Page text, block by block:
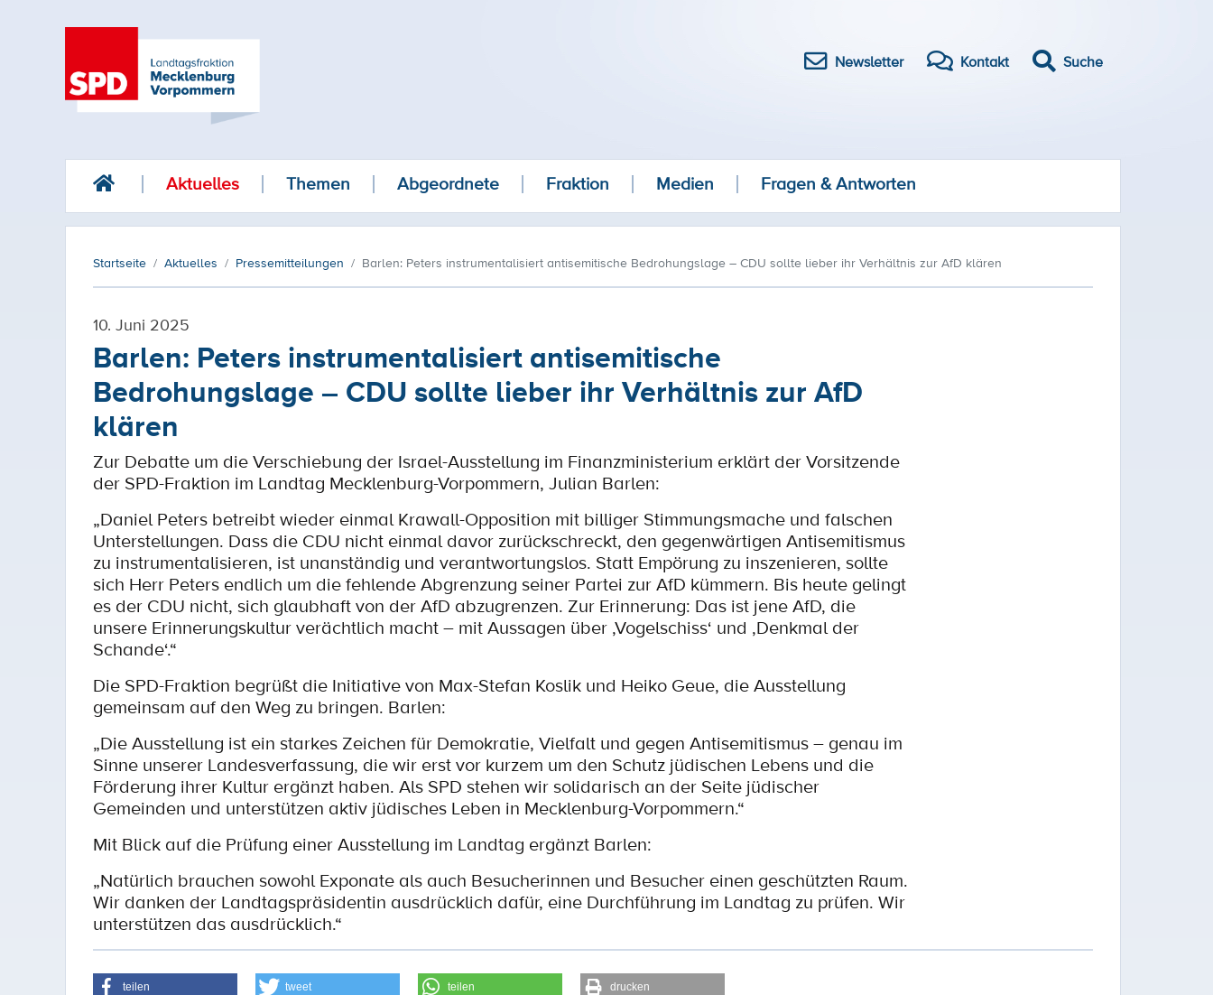
Newsletter Kontakt Suche
Aktuelles Themen Abgeordnete Fraktion Medien Fragen & Antworten
Startseite Aktuelles Pressemitteilungen Barlen: Peters instrumentalisiert antisemitische Bedrohungslage – CDU sollte lieber ihr Verhältnis zur AfD klären
10. Juni 2025
Barlen: Peters instrumentalisiert antisemitische
Bedrohungslage – CDU sollte lieber ihr Verhältnis zur AfD
klären
Zur Debatte um die Verschiebung der Israel-Ausstellung im Finanzministerium erklärt der Vorsitzende
der SPD-Fraktion im Landtag Mecklenburg-Vorpommern, Julian Barlen:
„Daniel Peters betreibt wieder einmal Krawall-Opposition mit billiger Stimmungsmache und falschen
Unterstellungen. Dass die CDU nicht einmal davor zurückschreckt, den gegenwärtigen Antisemitismus
zu instrumentalisieren, ist unanständig und verantwortungslos. Statt Empörung zu inszenieren, sollte
sich Herr Peters endlich um die fehlende Abgrenzung seiner Partei zur AfD kümmern. Bis heute gelingt
es der CDU nicht, sich glaubhaft von der AfD abzugrenzen. Zur Erinnerung: Das ist jene AfD, die
unsere Erinnerungskultur verächtlich macht – mit Aussagen über ‚Vogelschiss‘ und ‚Denkmal der
Schande‘.“
Die SPD-Fraktion begrüßt die Initiative von Max-Stefan Koslik und Heiko Geue, die Ausstellung
gemeinsam auf den Weg zu bringen. Barlen:
„Die Ausstellung ist ein starkes Zeichen für Demokratie, Vielfalt und gegen Antisemitismus – genau im
Sinne unserer Landesverfassung, die wir erst vor kurzem um den Schutz jüdischen Lebens und die
Förderung ihrer Kultur ergänzt haben. Als SPD stehen wir solidarisch an der Seite jüdischer
Gemeinden und unterstützen aktiv jüdisches Leben in Mecklenburg-Vorpommern.“
Mit Blick auf die Prüfung einer Ausstellung im Landtag ergänzt Barlen:
„Natürlich brauchen sowohl Exponate als auch Besucherinnen und Besucher einen geschützten Raum.
Wir danken der Landtagspräsidentin ausdrücklich dafür, eine Durchführung im Landtag zu prüfen. Wir
unterstützen das ausdrücklich.“
teilen tweet teilen drucken